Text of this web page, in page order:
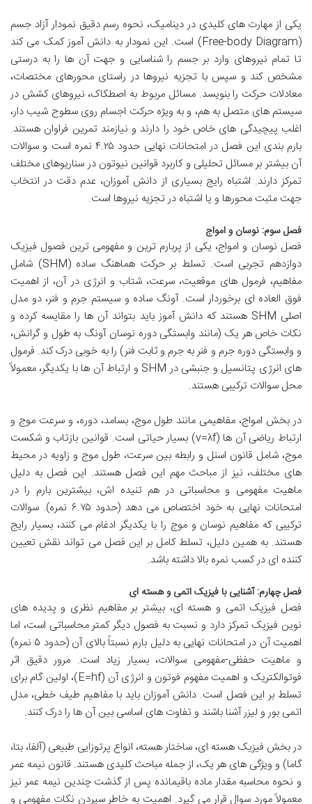
یکی از مهارت های کلیدی در دینامیک، نحوه رسم دقیق نمودار آزاد جسم
(Free-body Diagram) است. این نمودار به دانش آموز کمک می کند
تا تمام نیروهای وارد بر جسم را شناسایی و جهت آن ها را به درستی
مشخص کند و سپس با تجزیه نیروها در راستای محورهای مختصات،
معادلات حرکت را بنویسد. مسائل مربوط به اصطکاک، نیروهای کشش در
سیستم های متصل به هم، و به ویژه حرکت اجسام روی سطوح شیب دار،
اغلب پیچیدگی های خاص خود را دارند و نیازمند تمرین فراوان هستند.
بارم بندی این فصل در امتحانات نهایی حدود ۴.۲۵ نمره است و سوالات
آن بیشتر بر مسائل تحلیلی و کاربرد قوانین نیوتون در سناریوهای مختلف
تمرکز دارند. اشتباه رایج بسیاری از دانش آموزان، عدم دقت در انتخاب
جهت مثبت محورها و یا اشتباه در تجزیه نیروها است.
فصل سوم: نوسان و امواج
فصل نوسان و امواج، یکی از پربارم ترین و مفهومی ترین فصول فیزیک
دوازدهم تجربی است. تسلط بر حرکت هماهنگ ساده (SHM) شامل
مفاهیم، فرمول های موقعیت، سرعت، شتاب و انرژی در آن، از اهمیت
فوق العاده ای برخوردار است. آونگ ساده و سیستم جرم و فنر، دو مدل
اصلی SHM هستند که دانش آموز باید بتواند آن ها را مقایسه کرده و
نکات خاص هر یک (مانند وابستگی دوره نوسان آونگ به طول و گرانش،
و وابستگی دوره جرم و فنر به جرم و ثابت فنر) را به خوبی درک کند. فرمول
های انرژی پتانسیل و جنبشی در SHM و ارتباط آن ها با یکدیگر، معمولاً
محل سوالات ترکیبی هستند.
در بخش امواج، مفاهیمی مانند طول موج، بسامد، دوره، و سرعت موج و
ارتباط ریاضی آن ها (v=λf) بسیار حیاتی است. قوانین بازتاب و شکست
موج، شامل قانون اسنل و رابطه بین سرعت، طول موج و زاویه در محیط
های مختلف، نیز از مباحث مهم این فصل هستند. این فصل به دلیل
ماهیت مفهومی و محاسباتی در هم تنیده اش، بیشترین بارم را در
امتحانات نهایی به خود اختصاص می دهد (حدود ۶.۷۵ نمره). سوالات
ترکیبی که مفاهیم نوسان و موج را با یکدیگر ادغام می کنند، بسیار رایج
هستند. به همین دلیل، تسلط کامل بر این فصل می تواند نقش تعیین
کننده ای در کسب نمره بالا داشته باشد.
فصل چهارم: آشنایی با فیزیک اتمی و هسته ای
فصل فیزیک اتمی و هسته ای، بیشتر بر مفاهیم نظری و پدیده های
نوین فیزیک تمرکز دارد و نسبت به فصول دیگر کمتر محاسباتی است، اما
اهمیت آن در امتحانات نهایی به دلیل بارم نسبتاً بالای آن (حدود ۵ نمره)
و ماهیت حفظی-مفهومی سوالات، بسیار زیاد است. مرور دقیق اثر
فوتوالکتریک و اهمیت مفهوم فوتون و انرژی آن (E=hf)، اولین گام برای
تسلط بر این فصل است. دانش آموزان باید با مفاهیم طیف خطی، مدل
اتمی بور و لیزر آشنا باشند و تفاوت های اساسی بین آن ها را درک کنند.
در بخش فیزیک هسته ای، ساختار هسته، انواع پرتوزایی طبیعی (آلفا، بتا،
گاما) و ویژگی های هر یک، از جمله مباحث کلیدی هستند. قانون نیمه عمر
و نحوه محاسبه مقدار ماده باقیمانده پس از گذشت چندین نیمه عمر نیز
معمولاً مورد سوال قرار می گیرد. اهمیت به خاطر سپردن نکات مفهومی و